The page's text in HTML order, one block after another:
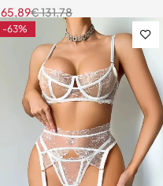
€131,78
65,89
-63%